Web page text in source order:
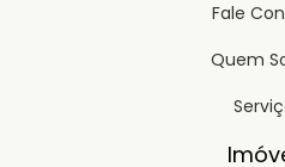
Fale
Quem